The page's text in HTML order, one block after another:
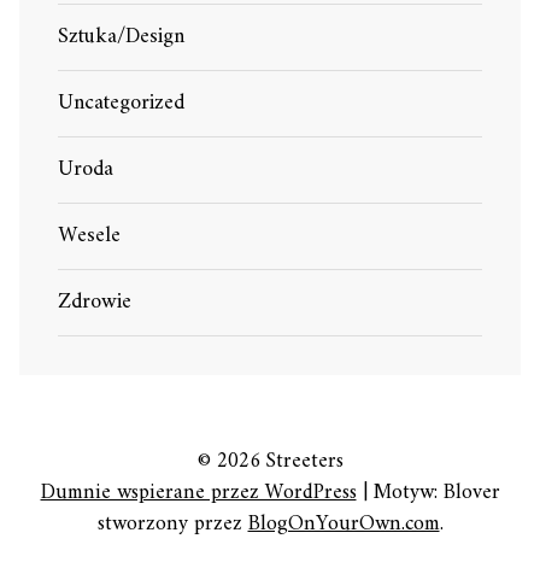
Sztuka/Design
Uncategorized
Uroda
Wesele
Zdrowie
© 2026 Streeters
Dumnie wspierane przez WordPress|Motyw: Blover
stworzony przezBlogOnYourOwn.com.